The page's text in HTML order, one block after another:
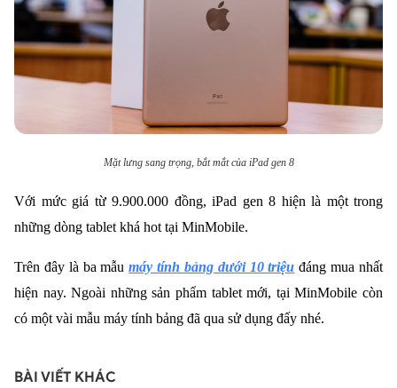
Mặt lưng sang trọng, bắt mắt của iPad gen 8
Với mức giá từ 9.900.000 đồng, iPad gen 8 hiện là một trong
những dòng tablet khá hot tại MinMobile.
Trên đây là ba mẫumáy tính bảng dưới 10 triệu đáng mua nhất
hiện nay. Ngoài những sản phẩm tablet mới, tại MinMobile còn
có một vài mẫu máy tính bảng đã qua sử dụng đấy nhé.
BÀI VIẾT KHÁC